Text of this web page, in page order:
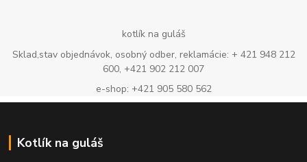
kotlík na guláš
Sklad,stav objednávok, osobný odber, reklamácie: + 421 948 212
600, +421 902 212 007
e-shop: +421 905 580 562
Kotlík na guláš